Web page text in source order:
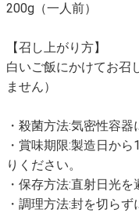
200g（一人前）
【召し上がり方】
白いご飯にかけてお召
ません）
・殺菌方法:気密性容
・賞味期限:製造日か
りください。
・保存方法:直射日光
・調理方法:封を切ら